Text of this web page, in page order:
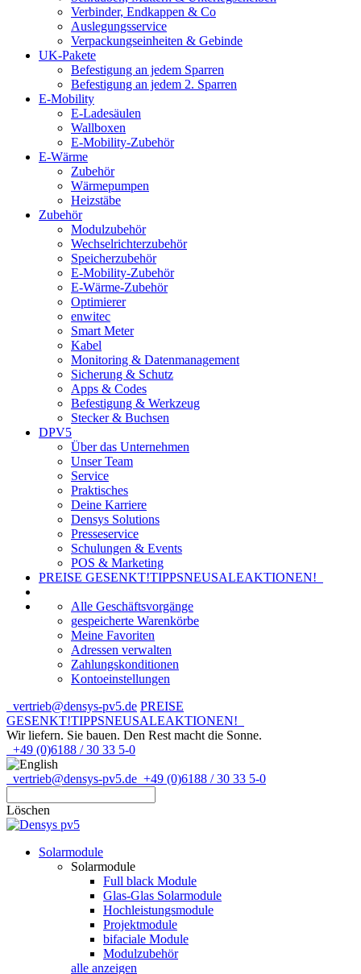
Verbinder, Endkappen & Co
Auslegungsservice
Verpackungseinheiten & Gebinde
UK-Pakete
Befestigung an jedem Sparren
Befestigung an jedem 2. Sparren
E-Mobility
E-Ladesäulen
Wallboxen
E-Mobility-Zubehör
E-Wärme
Zubehör
Wärmepumpen
Heizstäbe
Zubehör
Modulzubehör
Wechselrichterzubehör
Speicherzubehör
E-Mobility-Zubehör
E-Wärme-Zubehör
Optimierer
enwitec
Smart Meter
Kabel
Monitoring & Datenmanagement
Sicherung & Schutz
Apps & Codes
Befestigung & Werkzeug
Stecker & Buchsen
DPV5
Über das Unternehmen
Unser Team
Service
Praktisches
Deine Karriere
Densys Solutions
Presseservice
Schulungen & Events
POS & Marketing
PREISE GESENKT!TIPPSNEUSALEAKTIONEN!
Alle Geschäftsvorgänge
gespeicherte Warenkörbe
Meine Favoriten
Adressen verwalten
Zahlungskonditionen
Kontoeinstellungen
vertrieb@densys-pv5.de PREISE
GESENKT!TIPPSNEUSALEAKTIONEN!
Wir liefern. Sie bauen. Den Rest macht die Sonne.
+49 (0)6188 / 30 33 5-0
vertrieb@densys-pv5.de +49 (0)6188 / 30 33 5-0
Löschen
Solarmodule
Solarmodule
Full black Module
Glas-Glas Solarmodule
Hochleistungsmodule
Projektmodule
bifaciale Module
Modulzubehör
alle anzeigen